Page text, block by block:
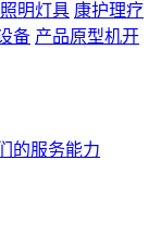
明灯具 康护理疗
备 产品原型机开
的服务能力